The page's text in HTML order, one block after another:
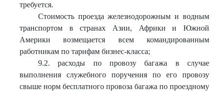
требуется.
Стоимость проезда железнодорожным и водным
транспортом в странах Азии, Африки и Южной
Америки возмещается всем командированным
работникам по тарифам бизнес-класса;
9.2. расходы по провозу багажа в случае
выполнения служебного поручения по его провозу
свыше норм бесплатного провоза багажа по проездному